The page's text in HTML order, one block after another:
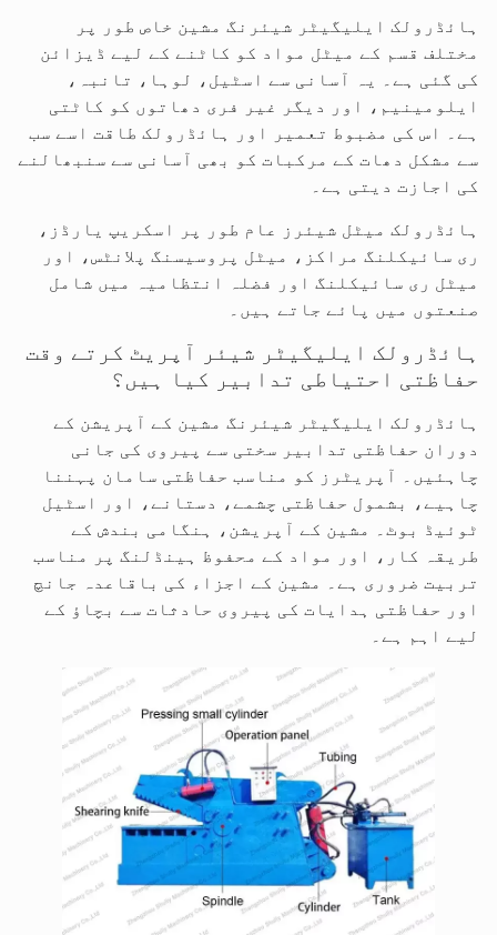
ہائڈرولک ایلیگیٹر شیئرنگ مشین خاص طور پر
مختلف قسم کے میٹل مواد کو کاٹنے کے لیے ڈیزائن
کی گئی ہے۔ یہ آسانی سے اسٹیل، لوہا، تانبہ،
ایلومینیم، اور دیگر غیر فری دھاتوں کو کاٹتی
ہے۔ اس کی مضبوط تعمیر اور ہائڈرولک طاقت اسے سب
سے مشکل دھات کے مرکبات کو بھی آسانی سے سنبھالنے
کی اجازت دیتی ہے۔
ہائڈرولک میٹل شیئرز عام طور پر اسکریپ یارڈز،
ری سائیکلنگ مراکز، میٹل پروسیسنگ پلانٹس، اور
میٹل ری سائیکلنگ اور فضلہ انتظامیہ میں شامل
صنعتوں میں پائے جاتے ہیں۔
ہائڈرولک ایلیگیٹر شیئر آپریٹ کرتے وقت
حفاظتی احتیاطی تدابیر کیا ہیں؟
ہائڈرولک ایلیگیٹر شیئرنگ مشین کے آپریشن کے
دوران حفاظتی تدابیر سختی سے پیروی کی جانی
چاہئیں۔ آپریٹرز کو مناسب حفاظتی سامان پہننا
چاہیے، بشمول حفاظتی چشمے، دستانے، اور اسٹیل
ٹوئیڈ بوٹ۔ مشین کے آپریشن، ہنگامی بندش کے
طریقہ کار، اور مواد کے محفوظ ہینڈلنگ پر مناسب
تربیت ضروری ہے۔ مشین کے اجزاء کی باقاعدہ جانچ
اور حفاظتی ہدایات کی پیروی حادثات سے بچاؤ کے
لیے اہم ہے۔